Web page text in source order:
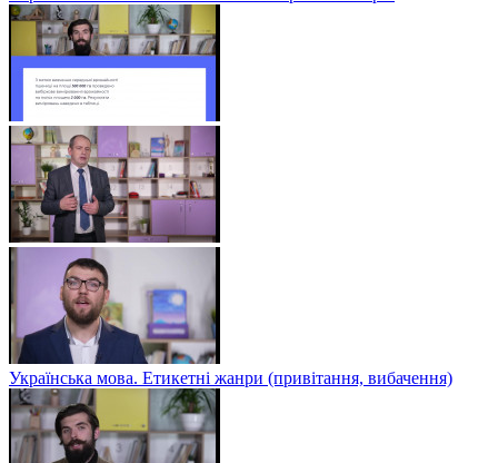
Українська мова. Етикетні жанри (привітання, вибачення)